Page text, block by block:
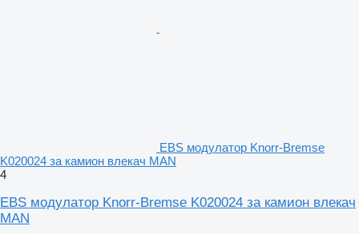
EBS модулатор Knorr-Bremse
K020024 за камион влекач MAN
4
EBS модулатор Knorr-Bremse K020024 за камион влекач
MAN